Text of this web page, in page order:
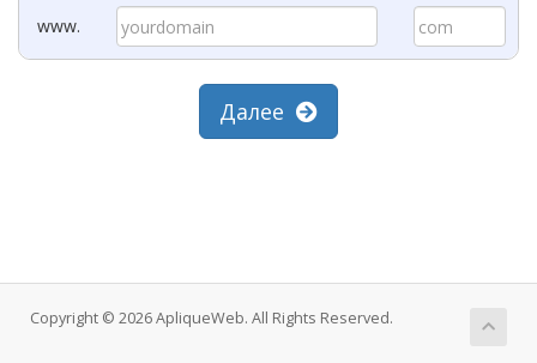
www.
Далее
Copyright © 2026 ApliqueWeb. All Rights Reserved.